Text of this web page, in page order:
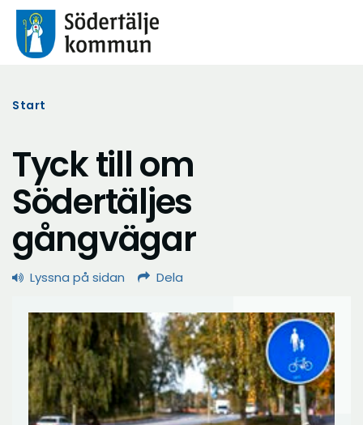
Start
Tyck till om
Södertäljes
gångvägar
Lyssna på sidan Dela